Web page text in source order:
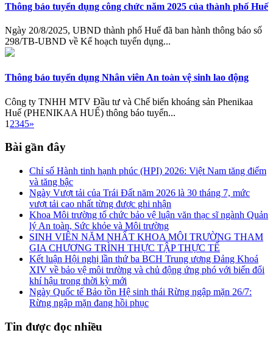
Thông báo tuyển dụng công chức năm 2025 của thành phố Huế
Ngày 20/8/2025, UBND thành phố Huế đã ban hành thông báo số
298/TB-UBND về Kế hoạch tuyển dụng...
Thông báo tuyển dụng Nhân viên An toàn vệ sinh lao động
Công ty TNHH MTV Đầu tư và Chế biến khoáng sản Phenikaa
Huế (PHENIKAA HUẾ) thông báo tuyển...
1 2345»
Bài gần đây
Chỉ số Hành tinh hạnh phúc (HPI) 2026: Việt Nam tăng điểm
và tăng bậc
Ngày Vượt tải của Trái Đất năm 2026 là 30 tháng 7, mức
vượt tải cao nhất từng được ghi nhận
Khoa Môi trường tổ chức bảo vệ luận văn thạc sĩ ngành Quản
lý An toàn, Sức khỏe và Môi trường
SINH VIÊN NĂM NHẤT KHOA MÔI TRƯỜNG THAM
GIA CHƯƠNG TRÌNH THỰC TẬP THỰC TẾ
Kết luận Hội nghị lần thứ ba BCH Trung ương Đảng Khoá
XIV về bảo vệ môi trường và chủ động ứng phó với biến đổi
khí hậu trong thời kỳ mới
Ngày Quốc tế Bảo tồn Hệ sinh thái Rừng ngập mặn 26/7:
Rừng ngập mặn đang hồi phục
Tin được đọc nhiều